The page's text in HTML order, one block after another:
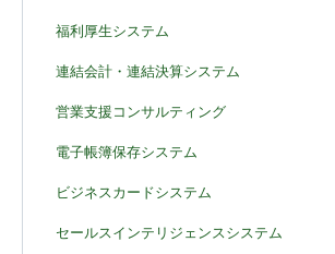
福利厚生システム
連結会計・連結決算システム
営業支援コンサルティング
電子帳簿保存システム
ビジネスカードシステム
セールスインテリジェンスシステム